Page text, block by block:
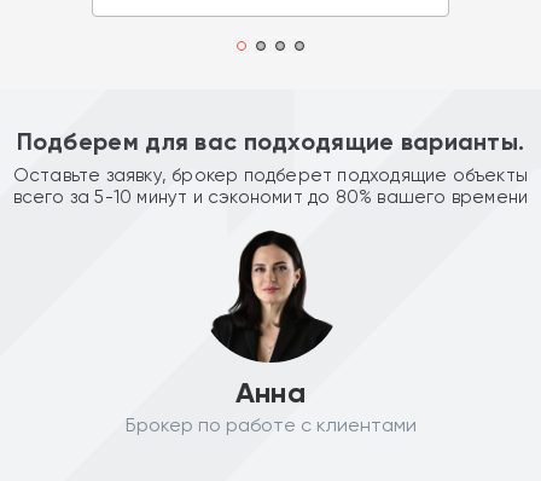
Подберем для вас подходящие варианты.
Оставьте заявку, брокер подберет подходящие объекты
всего за 5-10 минут и сэкономит до 80% вашего времени
Анна
Брокер по работе с клиентами